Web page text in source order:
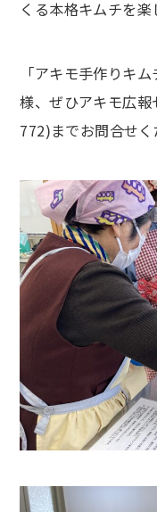
くる本格キムチを楽
「アキモ手作りキ
様、ぜひアキモ広
772)までお問合せく